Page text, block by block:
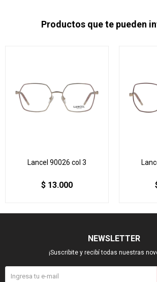
Productos que te pueden
Lancel 90026 col 3
$ 13.000
NEWSLETTER
¡Suscribite y recibí todas nuestras